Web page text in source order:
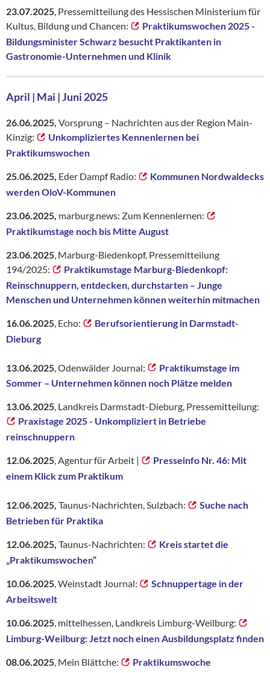
23.07.2025, Pressemitteilung des Hessischen Ministerium für
Kultus, Bildung und Chancen:
Praktikumswochen 2025 -
Bildungsminister Schwarz besucht Praktikanten in
Gastronomie-Unternehmen und Klinik
April | Mai | Juni 2025
26.06.2025, Vorsprung – Nachrichten aus der Region Main-
Kinzig:
Unkompliziertes Kennenlernen bei
Praktikumswochen
25.06.2025, Eder Dampf Radio:
Kommunen Nordwaldecks
werden OloV-Kommunen
23.06.2025, marburg.news: Zum Kennenlernen:
Praktikumstage noch bis Mitte August
23.06.2025, Marburg-Biedenkopf, Pressemitteilung
194/2025:
Praktikumstage Marburg-Biedenkopf:
Reinschnuppern, entdecken, durchstarten – Junge
Menschen und Unternehmen können weiterhin mitmachen
16.06.2025 , Echo:
Berufsorientierung in Darmstadt-
Dieburg
13.06.2025 , Odenwälder Journal:
Praktikumstage im
Sommer – Unternehmen können noch Plätze melden
13.06.2025, Landkreis Darmstadt-Dieburg, Pressemitteilung:
Praxistage 2025 - Unkompliziert in Betriebe
reinschnuppern
12.06.2025, Agentur für Arbeit |
Presseinfo Nr. 46: Mit
einem Klick zum Praktikum
12.06.2025, Taunus-Nachrichten, Sulzbach:
Suche nach
Betrieben für Praktika
12.06.2025, Taunus-Nachrichten:
Kreis startet die
„Praktikumswochen“
10.06.2025, Weinstadt Journal:
Schnuppertage in der
Arbeitswelt
10.06.2025, mittelhessen, Landkreis Limburg-Weilburg:
Limburg-Weilburg: Jetzt noch einen Ausbildungsplatz finden
08.06.2025, Mein Blättche:
Praktikumswoche